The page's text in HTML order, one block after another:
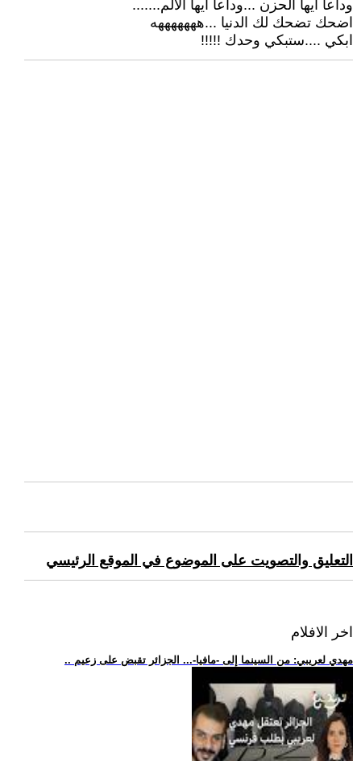
وداعا أيها الحزن ...وداعا أيها الألم.......
اضحك تضحك لك الدنيا ...هههههههه
ابكي ....ستبكي وحدك !!!!!
التعليق والتصويت على الموضوع في الموقع الرئيسي
اخر الافلام
.. مهدي لعريبي: من السينما إلى -مافيا-... الجزائر تقبض على زعيم